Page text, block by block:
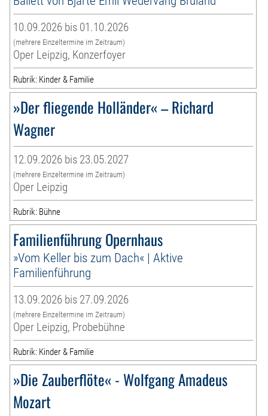
10.09.2026 bis 01.10.2026
(mehrere Einzeltermine im Zeitraum)
Oper Leipzig, Konzerfoyer
Rubrik: Kinder & Familie
»Der fliegende Holländer« – Richard
Wagner
12.09.2026 bis 23.05.2027
(mehrere Einzeltermine im Zeitraum)
Oper Leipzig
Rubrik: Bühne
Familienführung Opernhaus
»Vom Keller bis zum Dach« | Aktive
Familienführung
13.09.2026 bis 27.09.2026
(mehrere Einzeltermine im Zeitraum)
Oper Leipzig, Probebühne
Rubrik: Kinder & Familie
»Die Zauberflöte« - Wolfgang Amadeus
Mozart